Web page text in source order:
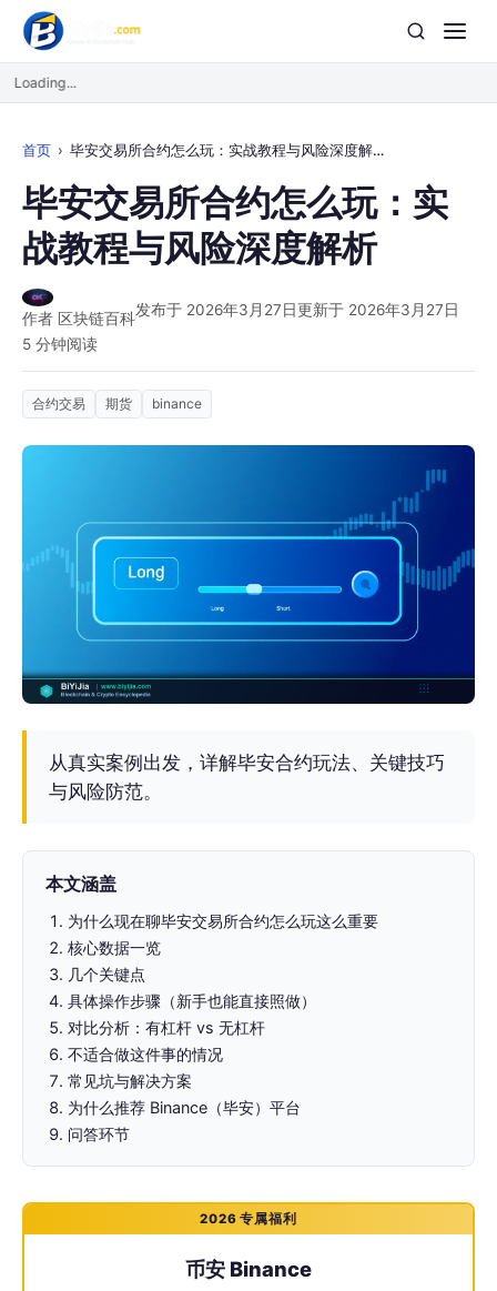
Loading...
首页 毕安交易所合约怎么玩：实战教程与风险深度解析
毕安交易所合约怎么玩：实
战教程与风险深度解析
作者 区块链百科发布于 2026年3月27日更新于 2026年3月27日
5 分钟阅读
合约交易 期货 binance
从真实案例出发，详解毕安合约玩法、关键技巧
与风险防范。
本文涵盖
为什么现在聊毕安交易所合约怎么玩这么重要
核心数据一览
几个关键点
具体操作步骤（新手也能直接照做）
对比分析：有杠杆 vs 无杠杆
不适合做这件事的情况
常见坑与解决方案
为什么推荐 Binance（毕安）平台
问答环节
2026 专属福利
币安 Binance